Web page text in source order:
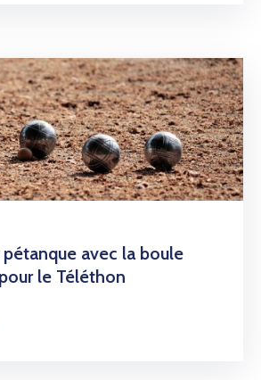
avec la boule
le Téléthon